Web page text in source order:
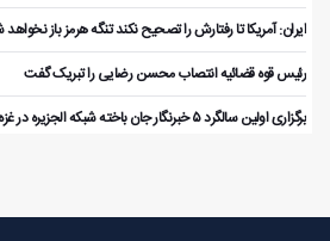
ایران: آمریکا تا رفتارش را تصحیح نکند تنگه هرمز باز
رئیس قوه قضائیه انتصاب محسن رضایی را تبریک گفت
برگزاری اولین سالگرد ۵ خبرنگار جان باخته شبکه الجزیره در غزه